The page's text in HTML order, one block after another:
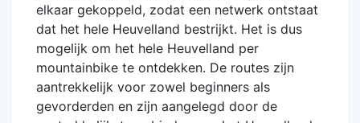
elkaar gekoppeld, zodat een netwerk ontstaat
dat het hele Heuvelland bestrijkt. Het is dus
mogelijk om het hele Heuvelland per
mountainbike te ontdekken. De routes zijn
aantrekkelijk voor zowel beginners als
gevorderden en zijn aangelegd door de